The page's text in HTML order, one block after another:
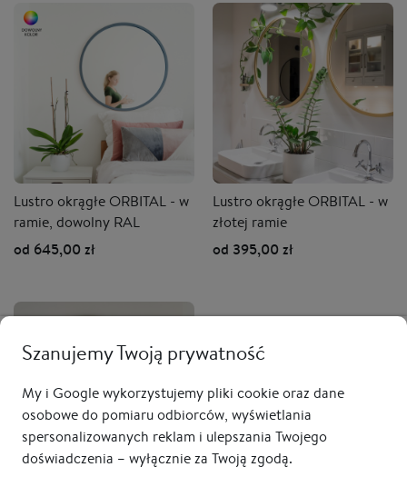
Lustro okrągłe ORBITAL - w
ramie, dowolny RAL
od 645,00 zł
Lustro okrągłe ORBITAL - w
złotej ramie
od 395,00 zł
Szanujemy Twoją prywatność
My i Google wykorzystujemy pliki cookie oraz dane
osobowe do pomiaru odbiorców, wyświetlania
spersonalizowanych reklam i ulepszania Twojego
doświadczenia – wyłącznie za Twoją zgodą.